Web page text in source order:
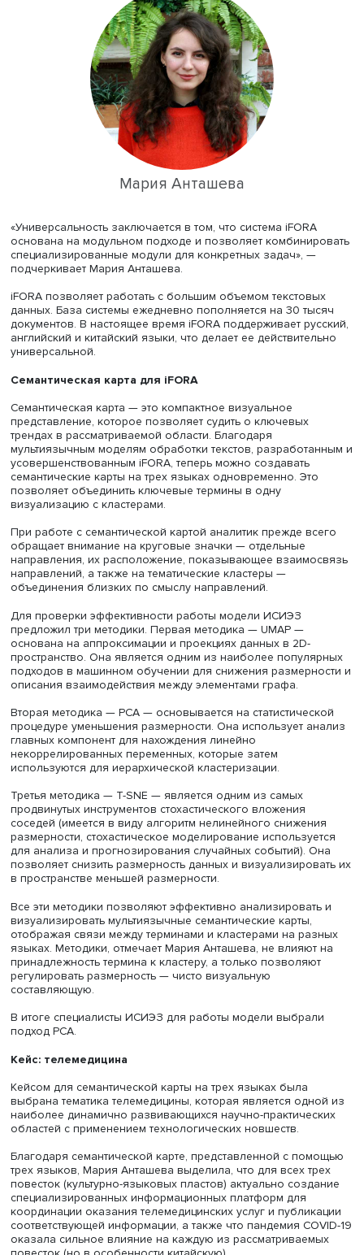
ИСИЭЗ в рамках НЦМУ «Центр междисциплинарных
исследований человеческого потенциала
проводит открытые лекции об использовании анализа
больших данных в своей исследовательской
новых возможностях системы iFORA. Очередная серия
вебинаров стартовала в НИУ ВШЭ 13 октября 2023
Мария Анташева
основана на модульном подходе и позволяет
специализированные модули для конкретных задач», —
подчеркивает Мария Анташева.
iFORA позволяет работать с большим объемом
данных. База системы ежедневно пополняется на 30
документов. В настоящее время iFORA поддерживает
английский и китайский языки, что делает ее
универсальной.
Семантическая карта для iFORA
представление, которое позволяет судить о ключевых
трендах в рассматриваемой области. Благодаря
мультиязычным моделям обработки текстов,
усовершенствованным iFORA, теперь можно создавать
семантические карты на трех языках одновременно.
визуализацию с кластерами.
При работе с семантической картой аналитик прежде
обращает внимание на круговые значки — отдельные
направлений, а также на тематические кластеры —
объединения близких по смыслу направлений.
Для проверки эффективности работы модели ИСИЭЗ
предложил три методики. Первая методика — UMAP —
основана на аппроксимации и проекциях данных в 2D-
подходов в машинном обучении для снижения
описания взаимодействия между элементами графа.
Вторая методика — РСА — основывается на
процедуре уменьшения размерности. Она использует
главных компонент для нахождения линейно
используются для иерархической кластеризации.
Третья методика — T-SNE — является одним из самых
продвинутых инструментов стохастического вложения
соседей (имеется в виду алгоритм нелинейного
размерности, стохастическое моделирование
для анализа и прогнозирования случайных событий).
позволяет снизить размерность данных и
Все эти методики позволяют эффективно
визуализировать мультиязычные семантические карты,
отображая связи между терминами и кластерами на
языках. Методики, отмечает Мария Анташева, не
принадлежность термина к кластеру, а только